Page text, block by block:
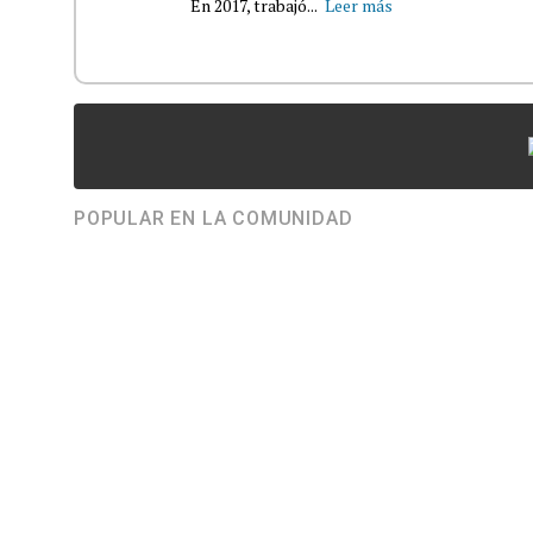
En 2017, trabajó... Leer más
POPULAR EN LA COMUNIDAD